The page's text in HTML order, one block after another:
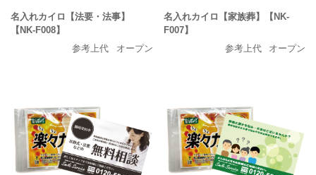
名入れカイロ【法要・法事】
【NK-F008】
参考上代
オープン
名入れカイロ【家族葬】【NK-
F007】
参考上代
オープン